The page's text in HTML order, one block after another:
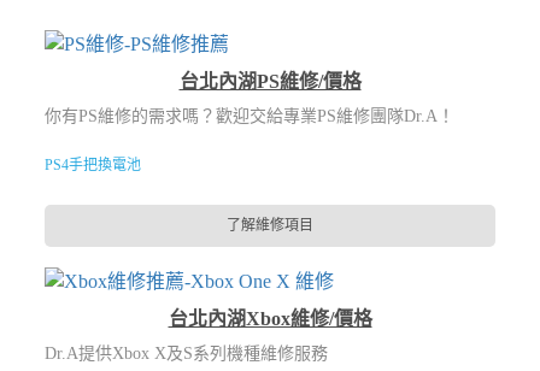
台北內湖PS維修/價格
你有PS維修的需求嗎？歡迎交給專業PS維修團隊Dr.A！
PS4手把換電池
了解維修項目
台北內湖Xbox維修/價格
Dr.A提供Xbox X及S系列機種維修服務